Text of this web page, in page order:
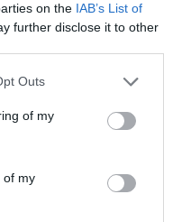
on the IAB’s List of
further disclose it to other
uses one or more Google
You may click to
its third-party tags to
in below Google
Outs
of my
of my
ÉS KEVESEBB HÁZI